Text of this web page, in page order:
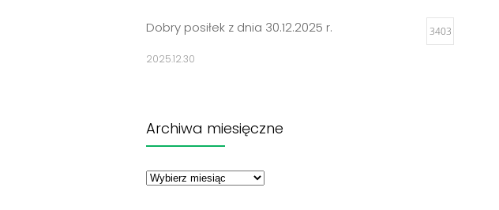
Dobry posiłek z dnia 30.12.2025 r. 3403
2025.12.30
2024.12.27
Dobry posiłek z dnia 23.12.2025 r.
Archiwa miesięczne
miesięczne